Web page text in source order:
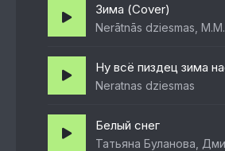
Зима (Cover)
Nerātnās dziesmas, M.M.
Neratnas dziesmas
Белый снег